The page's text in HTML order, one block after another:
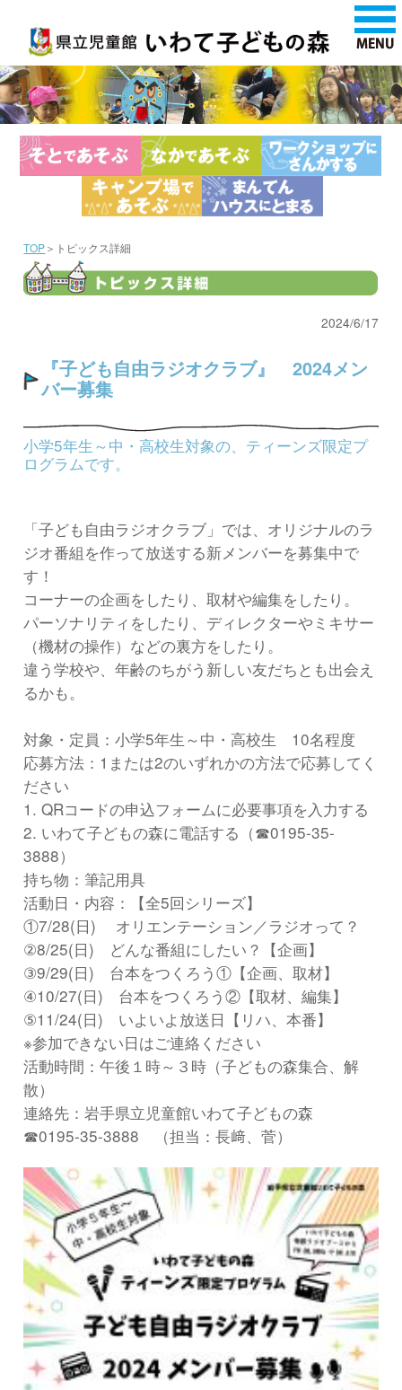
TOP＞トピックス詳細
2024/6/17
『子ども自由ラジオクラブ』 2024メン
バー募集
小学5年生～中・高校生対象の、ティーンズ限定プ
ログラムです。
「子ども自由ラジオクラブ」では、オリジナルのラ
ジオ番組を作って放送する新メンバーを募集中で
す！
コーナーの企画をしたり、取材や編集をしたり。
パーソナリティをしたり、ディレクターやミキサー
（機材の操作）などの裏方をしたり。
違う学校や、年齢のちがう新しい友だちとも出会え
るかも。
対象・定員：小学5年生～中・高校生 10名程度
応募方法：1または2のいずれかの方法で応募してく
ださい
1. QRコードの申込フォームに必要事項を入力する
2. いわて子どもの森に電話する（☎0195-35-
3888）
持ち物：筆記用具
活動日・内容：【全5回シリーズ】
①7/28(日) オリエンテーション／ラジオって？
②8/25(日) どんな番組にしたい？【企画】
③9/29(日) 台本をつくろう①【企画、取材】
④10/27(日) 台本をつくろう②【取材、編集】
⑤11/24(日) いよいよ放送日【リハ、本番】
※参加できない日はご連絡ください
活動時間：午後１時～３時（子どもの森集合、解
散）
連絡先：岩手県立児童館いわて子どもの森
☎0195-35-3888 （担当：長﨑、菅）